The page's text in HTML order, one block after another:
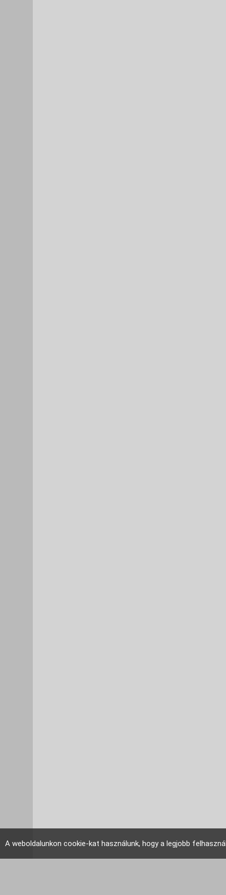
A weboldalunkon cookie-kat használunk, hogy a legjobb